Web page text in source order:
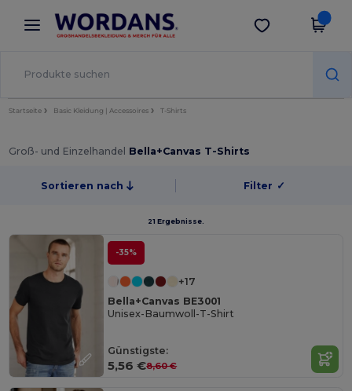
× Wordans App
Bessere Preise in der App!
App holen
Startseite Basic Kleidung | Accessoires T-Shirts
Groß- und Einzelhandel Bella+Canvas T-Shirts
Sortieren nach Filter ✓
21 Ergebnisse.
-35%
+17
Bella+Canvas BE3001
Unisex-Baumwoll-T-Shirt
Günstigste:
5,56 €8,60 €